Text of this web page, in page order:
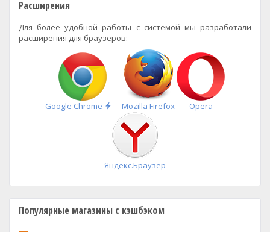
Расширения
Для более удобной работы с системой мы разработали
расширения для браузеров:
Google Chrome
Быстрая
установка
Mozilla Firefox Opera
Яндекс.Браузер
Популярные магазины с кэшбэком